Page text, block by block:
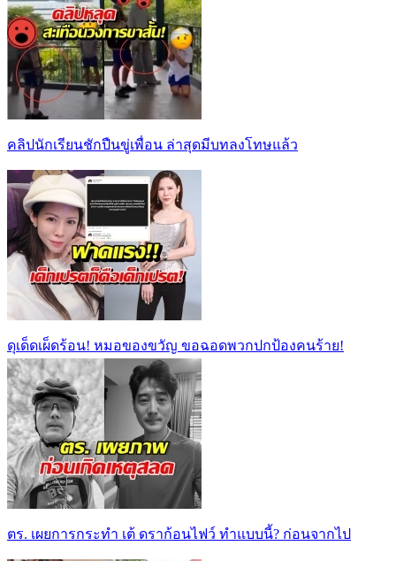
คลิปนักเรียนชักปืนขู่เพื่อน ล่าสุดมีบทลงโทษแล้ว
ดุเด็ดเผ็ดร้อน! หมอของขวัญ ขอฉอดพวกปกป้องคนร้าย!
ตร. เผยการกระทำ เต้ ดราก้อนไฟว์ ทำแบบนี้? ก่อนจากไป